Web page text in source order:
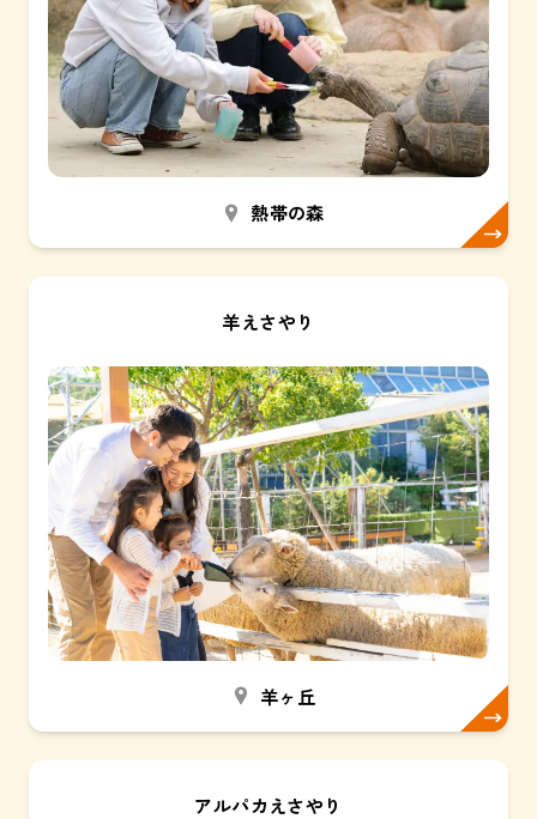
熱帯の森
羊えさやり
羊ヶ丘
アルパカえさやり